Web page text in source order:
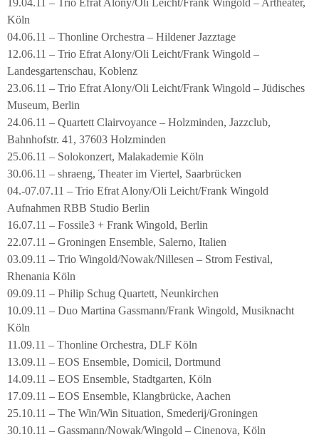
19.04.11 – Trio Efrat Alony/Oli Leicht/Frank Wingold – Artheater,
Köln
04.06.11 – Thonline Orchestra – Hildener Jazztage
12.06.11 – Trio Efrat Alony/Oli Leicht/Frank Wingold –
Landesgartenschau, Koblenz
23.06.11 – Trio Efrat Alony/Oli Leicht/Frank Wingold – Jüdisches
Museum, Berlin
24.06.11 – Quartett Clairvoyance – Holzminden, Jazzclub,
Bahnhofstr. 41, 37603 Holzminden
25.06.11 – Solokonzert, Malakademie Köln
30.06.11 – shraeng, Theater im Viertel, Saarbrücken
04.-07.07.11 – Trio Efrat Alony/Oli Leicht/Frank Wingold
Aufnahmen RBB Studio Berlin
16.07.11 – Fossile3 + Frank Wingold, Berlin
22.07.11 – Groningen Ensemble, Salerno, Italien
03.09.11 – Trio Wingold/Nowak/Nillesen – Strom Festival,
Rhenania Köln
09.09.11 – Philip Schug Quartett, Neunkirchen
10.09.11 – Duo Martina Gassmann/Frank Wingold, Musiknacht
Köln
11.09.11 – Thonline Orchestra, DLF Köln
13.09.11 – EOS Ensemble, Domicil, Dortmund
14.09.11 – EOS Ensemble, Stadtgarten, Köln
17.09.11 – EOS Ensemble, Klangbrücke, Aachen
25.10.11 – The Win/Win Situation, Smederij/Groningen
30.10.11 – Gassmann/Nowak/Wingold – Cinenova, Köln